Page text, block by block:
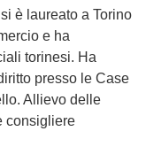
è laureato a Torino
e ha
torinesi. Ha
presso le Case
Allievo delle
consigliere